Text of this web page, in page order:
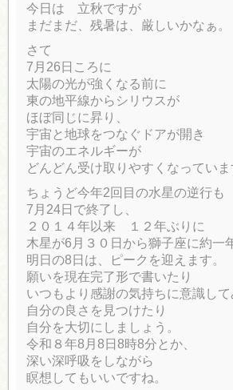
今日は 立秋ですが
まだまだ、残暑は、厳しいかなぁ。
さて
7月26日ころに
太陽の光が強くなる前に
東の地平線からシリウスが
ほぼ同じに昇り、
宇宙と地球をつなぐドアが開き
宇宙のエネルギーが
どんどん受け取りやすくなっていま
ちょうど今年2回目の水星の逆行も
7月24日で終了し、
２０１４年以来 １２年ぶりに
木星が6月３０日から獅子座に約一
明日の8日は、ピークを迎えます。
願いを現在完了形で書いたり
いつもより感謝の気持ちに意識して
自分の良さを見つけたり
自分を大切にしましょう。
令和８年8月8日8時8分とか、
深い深呼吸をしながら
瞑想してもいいですね。